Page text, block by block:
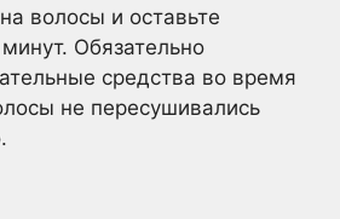
волосы и оставьте
Обязательно
средства во время
не пересушивались